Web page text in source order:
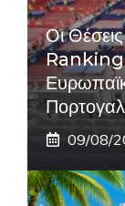
Οι
Ranking
09/08/